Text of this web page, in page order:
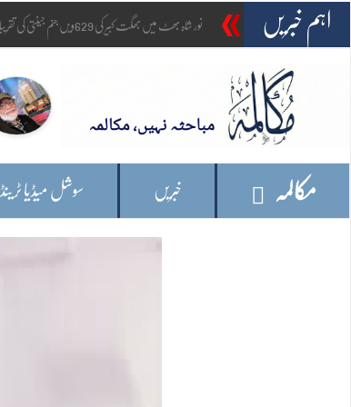
اہم خبریں امریکہ: وائٹ ہاؤس کے قریب اہلکاروں _
مکالمہ خبریں سوشل میڈیا ٹرینڈ